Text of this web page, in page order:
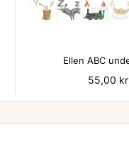

Ellen ABC
Pris
55,00 kr